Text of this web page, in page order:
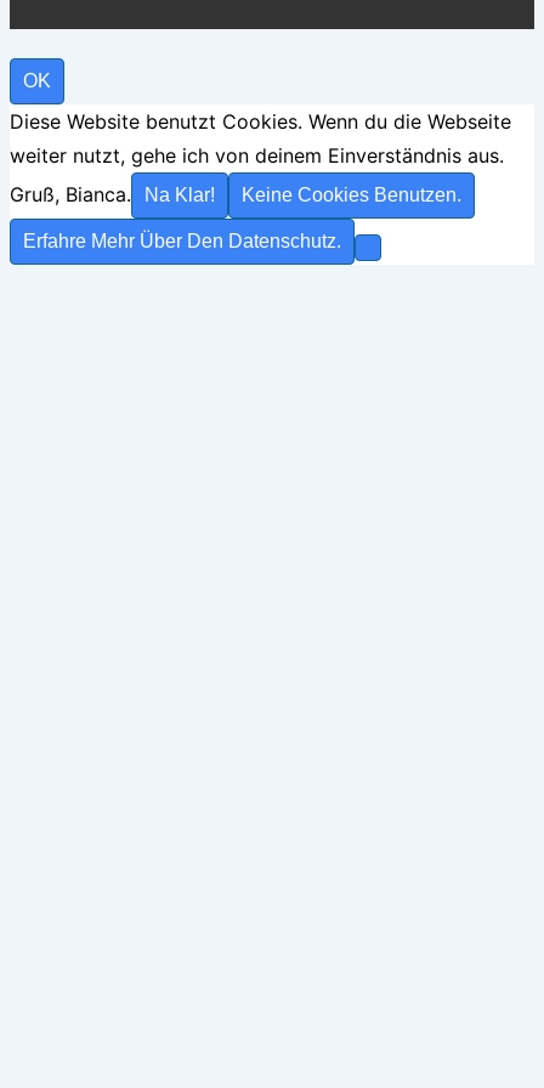
OK
Diese Website benutzt Cookies. Wenn du die Webseite
weiter nutzt, gehe ich von deinem Einverständnis aus.
Gruß, Bianca.
Na Klar! Keine Cookies Benutzen.
Erfahre Mehr Über Den Datenschutz.